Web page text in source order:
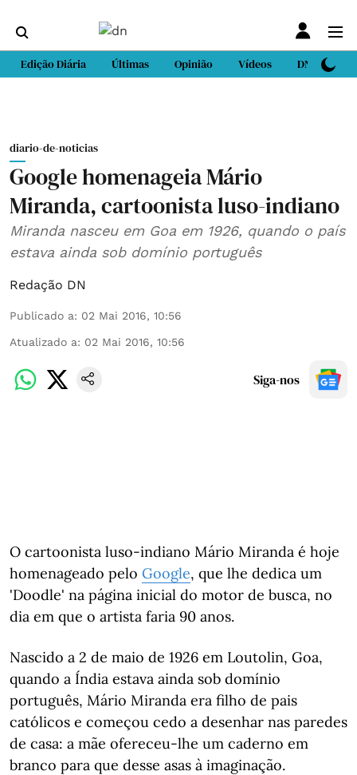
Edição Diária Últimas Opinião Vídeos DN Sport
diario-de-noticias
Google homenageia Mário
Miranda, cartoonista luso-indiano
Miranda nasceu em Goa em 1926, quando o país
estava ainda sob domínio português
Redação DN
Publicado a: 02 Mai 2016, 10:56
Atualizado a: 02 Mai 2016, 10:56
Siga-nos
O cartoonista luso-indiano Mário Miranda é hoje
homenageado pelo Google, que lhe dedica um
'Doodle' na página inicial do motor de busca, no
dia em que o artista faria 90 anos.
Nascido a 2 de maio de 1926 em Loutolin, Goa,
quando a Índia estava ainda sob domínio
português, Mário Miranda era filho de pais
católicos e começou cedo a desenhar nas paredes
de casa: a mãe ofereceu-lhe um caderno em
branco para que desse asas à imaginação.